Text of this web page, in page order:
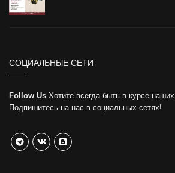
СОЦИАЛЬНЫЕ СЕТИ
Follow Us Хотите всегда быть в курсе
Подпишитесь на нас в социальных сетях!